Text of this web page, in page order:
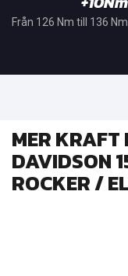
Från 126 Nm till 136 Nm
MER
DAVIDSON
ROCKER /